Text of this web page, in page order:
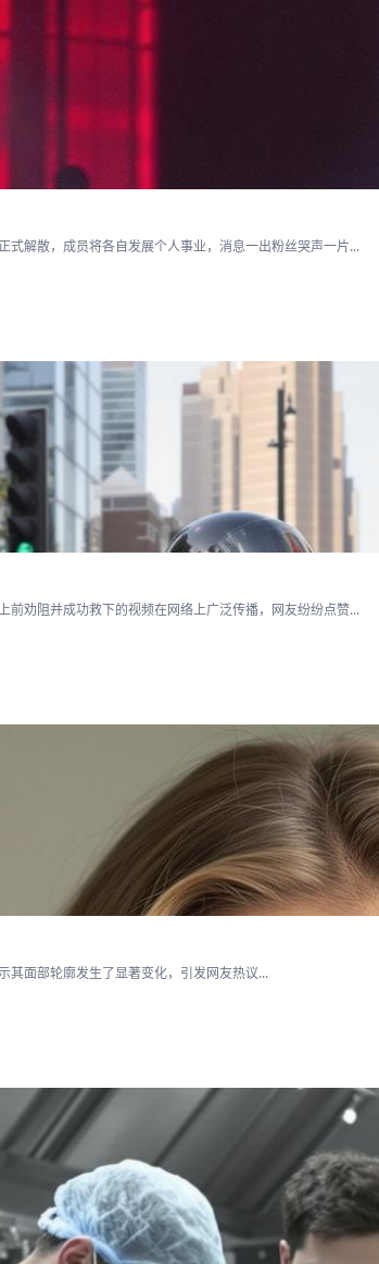
解散，成员将各自发展个人事业，消息一出粉丝哭声一片...
劝阻并成功救下的视频在网络上广泛传播，网友纷纷点赞...
其面部轮廓发生了显著变化，引发网友热议...